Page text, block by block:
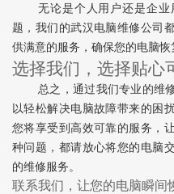
无论是个人用户还是企
题，我们的武汉电脑维修公司
供满意的服务，确保您的电脑恢
选择我们，选择贴心
总之，通过我们专业的维
以轻松解决电脑故障带来的困
您将享受到高效可靠的服务，
种问题，都请放心将您的电脑
的维修服务。
联系我们，让您的电脑瞬间